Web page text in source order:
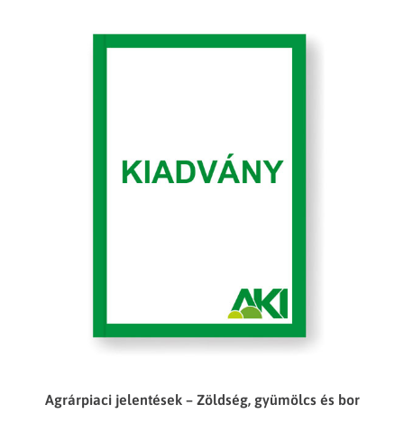
Agrárpiaci jelentések – Zöldség, gyümölcs és bor